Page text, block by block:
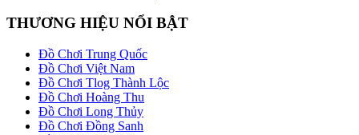
THƯƠNG HIỆU NỔI BẬT
Đồ Chơi Trung Quốc
Đồ Chơi Việt Nam
Đồ Chơi Tlog Thành Lộc
Đồ Chơi Hoàng Thu
Đồ Chơi Long Thủy
Đồ Chơi Đồng Sanh